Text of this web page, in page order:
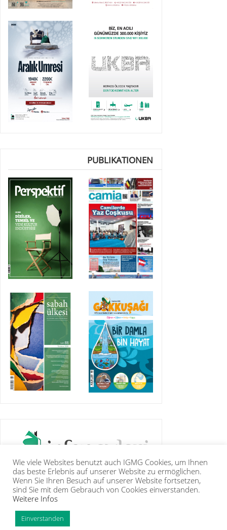
PUBLIKATIONEN
IGMG PRESSE
MITGLIEDSCHAFT
Copyright Islamische Gemeinschaft Millî Görüş e.V. |
Wie viele Websites benutzt auch IGMG Cookies, um Ihnen
das beste Erlebnis auf unserer Website zu ermöglichen.
Wenn Sie Ihren Besuch auf unserer Website fortsetzen,
sind Sie mit dem Gebrauch von Cookies einverstanden.
Weitere Infos
Einverstanden